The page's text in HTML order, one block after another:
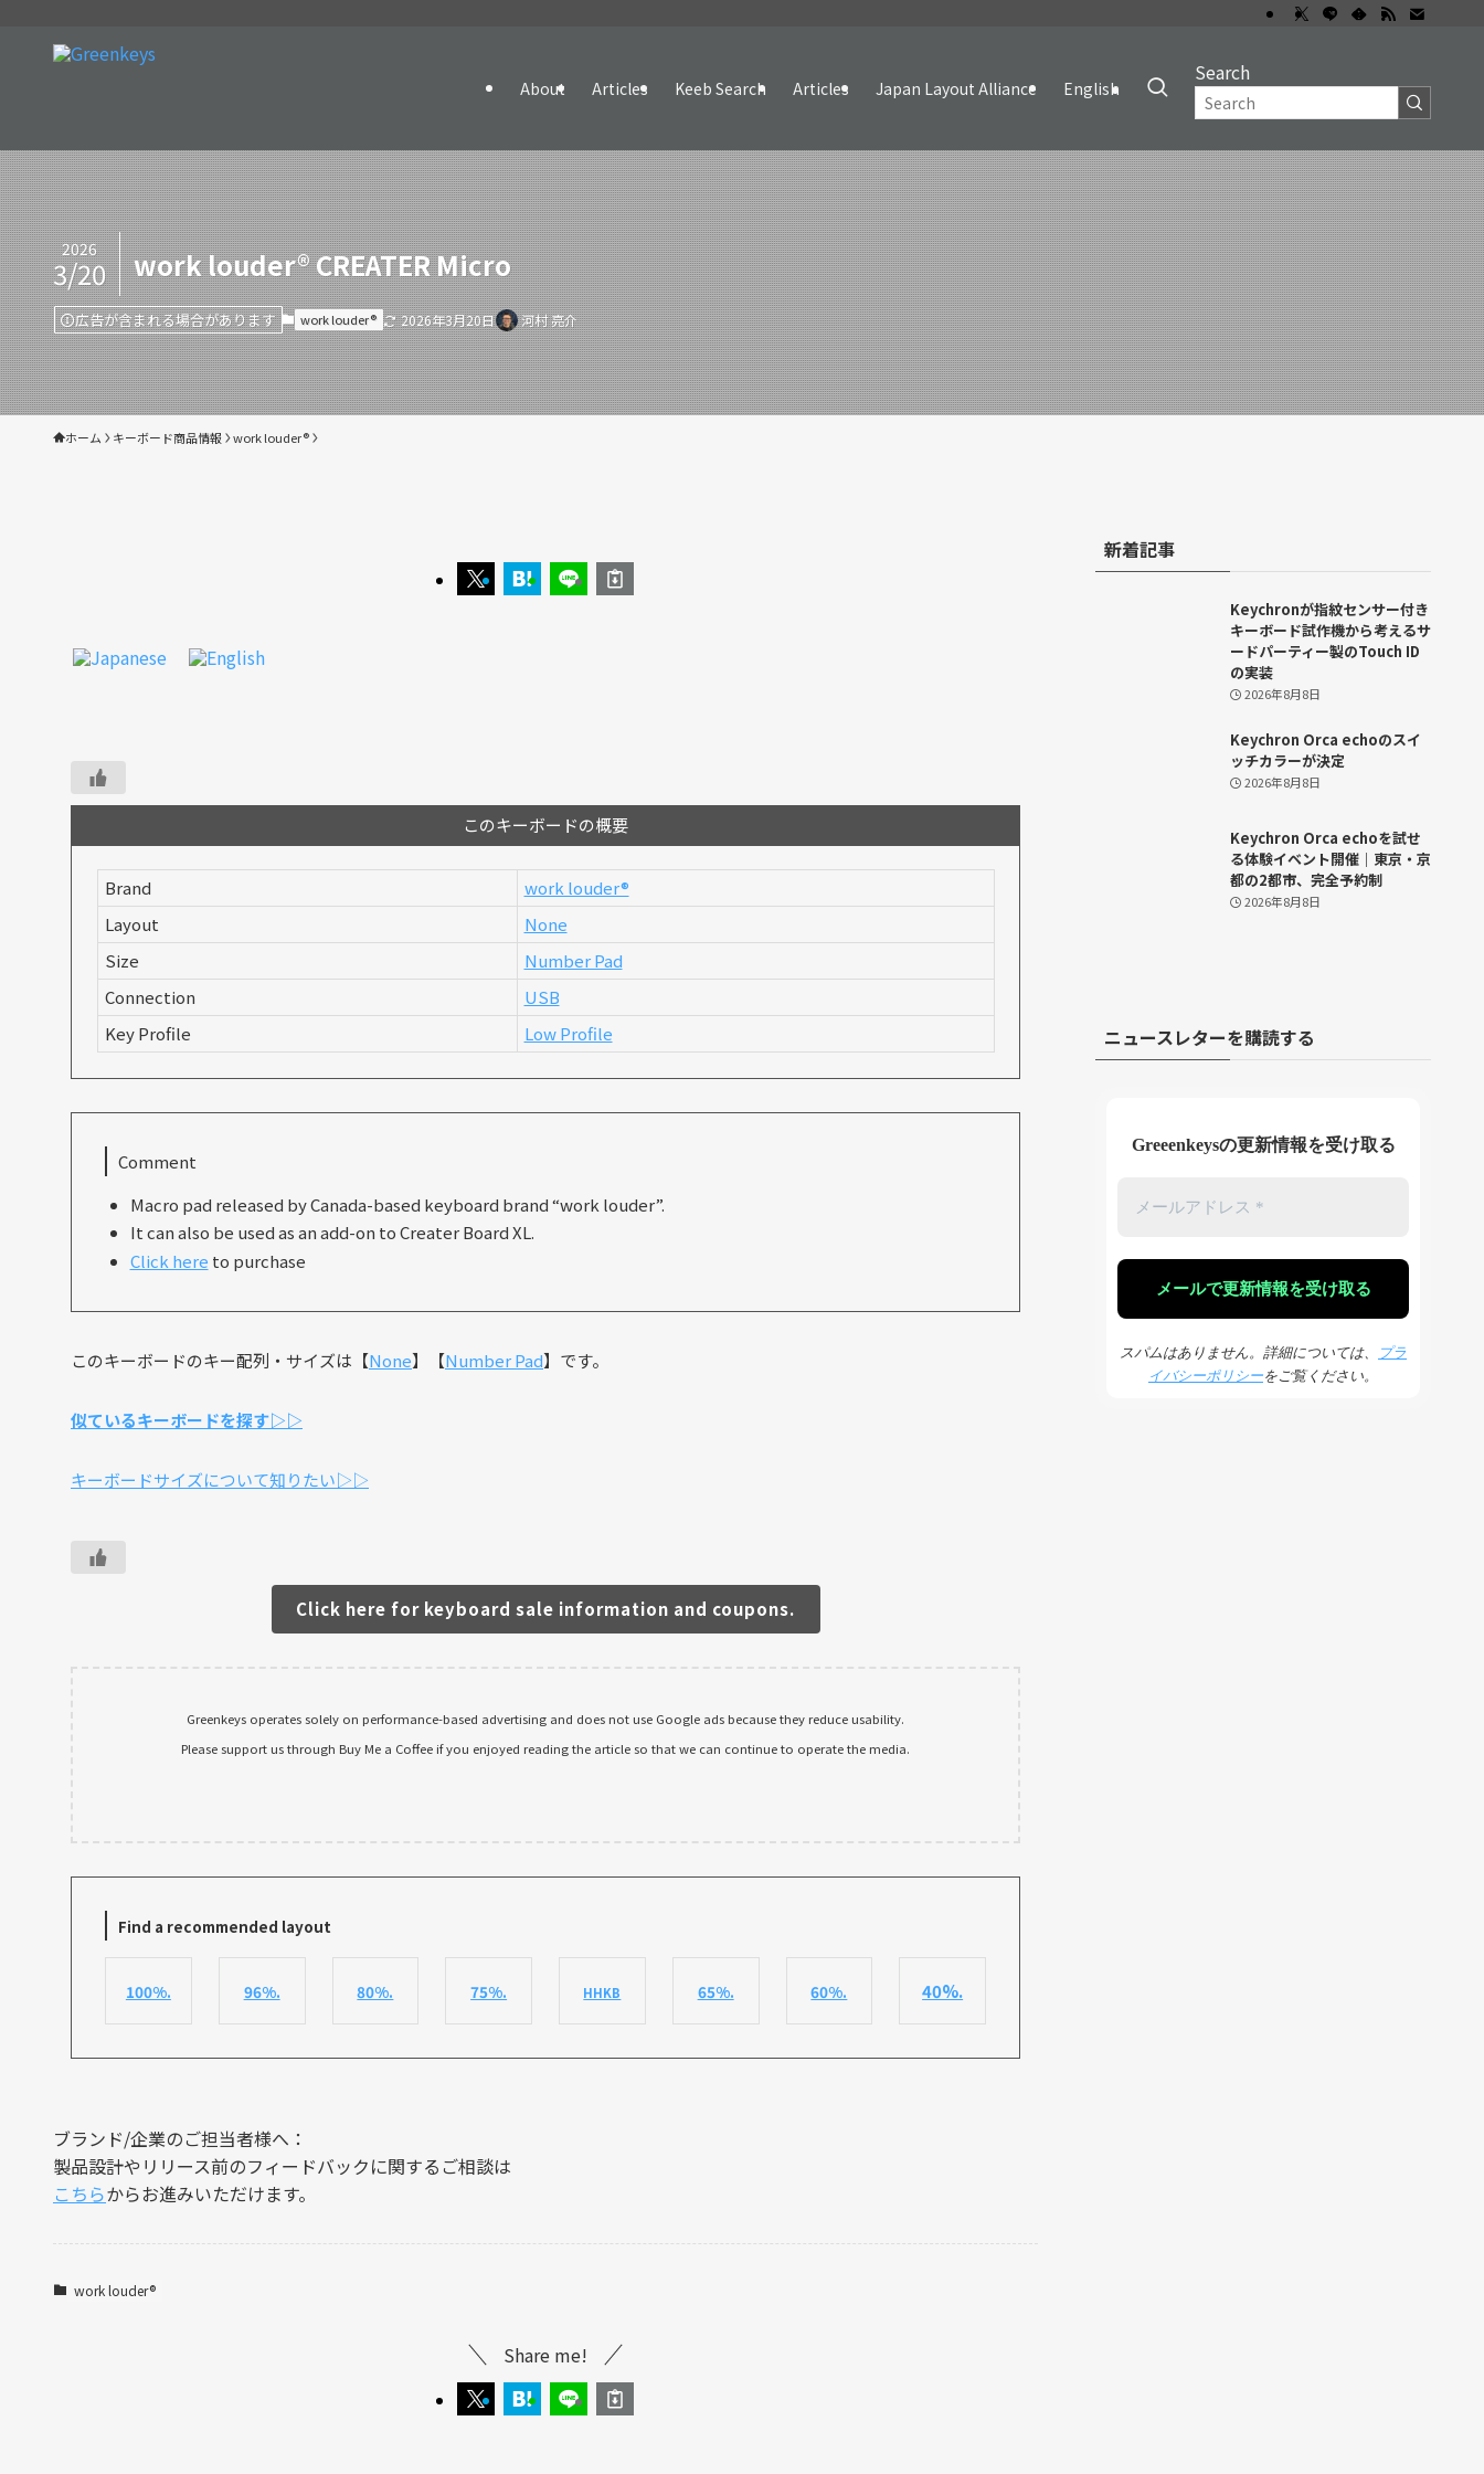
About Articles Keeb Search Articles Japan Layout Alliance English
Search
work louder®︎ CREATER Micro
2026
3/20
広告が含まれる場合があります work louder®︎ 2026年3月20日 河村 亮介
ホーム キーボード商品情報 work louder®︎
このキーボードの概要
Brand
work louder®︎
Layout
None
Size
Number Pad
Connection
USB
Key Profile
Low Profile
Comment
Macro pad released by Canada-based keyboard brand “work louder”.
It can also be used as an add-on to Creater Board XL.
Click here to purchase
このキーボードのキー配列・サイズは【None】【Number Pad】です。
似ているキーボードを探す▷▷
キーボードサイズについて知りたい▷▷
Click here for keyboard sale information and coupons.
Greenkeys operates solely on performance-based advertising and does not use Google ads because they reduce usability.
Please support us through Buy Me a Coffee if you enjoyed reading the article so that we can continue to operate the media.
Find a recommended layout
100%. 96%. 80%. 75%. HHKB 65%. 60%. 40%.
ブランド/企業のご担当者様へ：
製品設計やリリース前のフィードバックに関するご相談は
こちらからお進みいただけます。
work louder®︎
Share me!
新着記事
Keychronが指紋センサー付き
キーボード試作機から考えるサ
ードパーティー製のTouch ID
の実装
2026年8月8日
Keychron Orca echoのスイ
ッチカラーが決定
2026年8月8日
Keychron Orca echoを試せ
る体験イベント開催｜東京・京
都の2都市、完全予約制
2026年8月8日
ニュースレターを購読する
Greeenkeysの更新情報を受け取る
スパムはありません。詳細については、
プラ
イバシーポリシーをご覧ください。